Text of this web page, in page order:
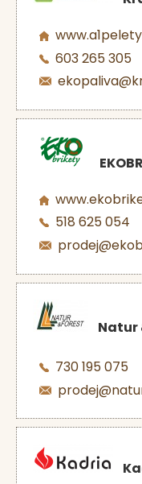
603 265 305
518 625 054
Natur
730 195 075